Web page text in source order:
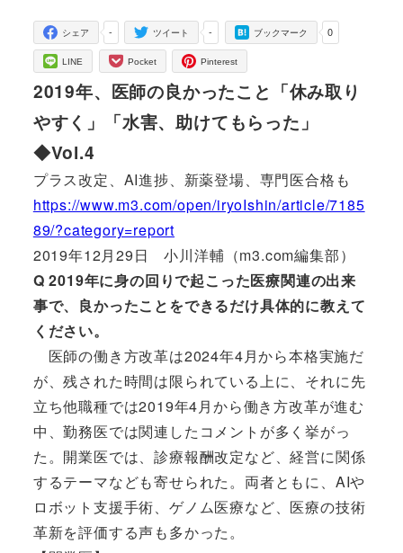
-
シェア -
ツイート 0
ブックマーク
LINE Pocket Pinterest
2019年、医師の良かったこと「休み取り
やすく」「水害、助けてもらった」
◆Vol.4
プラス改定、AI進捗、新薬登場、専門医合格も
https://www.m3.com/open/iryoIshin/article/7185
89/?category=report
2019年12月29日 小川洋輔（m3.com編集部）
Q 2019年に身の回りで起こった医療関連の出来
事で、良かったことをできるだけ具体的に教えて
ください。
医師の働き方改革は2024年4月から本格実施だ
が、残された時間は限られている上に、それに先
立ち他職種では2019年4月から働き方改革が進む
中、勤務医では関連したコメントが多く挙がっ
た。開業医では、診療報酬改定など、経営に関係
するテーマなども寄せられた。両者ともに、AIや
ロボット支援手術、ゲノム医療など、医療の技術
革新を評価する声も多かった。